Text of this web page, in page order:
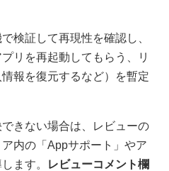
検証して再現性を確認し、
リを再起動してもらう、リ
報を復元するなど）を暫定
きない場合は、レビューの
内の「Appサポート」やア
ます。
レビューコメント欄